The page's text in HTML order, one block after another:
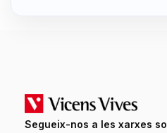
Segueix-nos a les xarxes